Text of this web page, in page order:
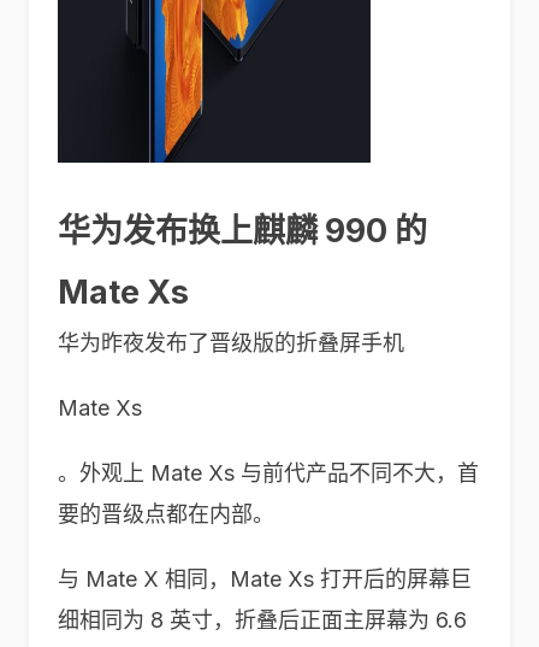
华为发布换上麒麟 990 的
Mate Xs
华为昨夜发布了晋级版的折叠屏手机
Mate Xs
。外观上 Mate Xs 与前代产品不同不大，首
要的晋级点都在内部。
与 Mate X 相同，Mate Xs 打开后的屏幕巨
细相同为 8 英寸，折叠后正面主屏幕为 6.6